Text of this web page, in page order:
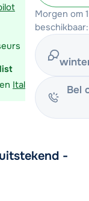
Morgen om
beschikbaar:
Bel
en Italië
-